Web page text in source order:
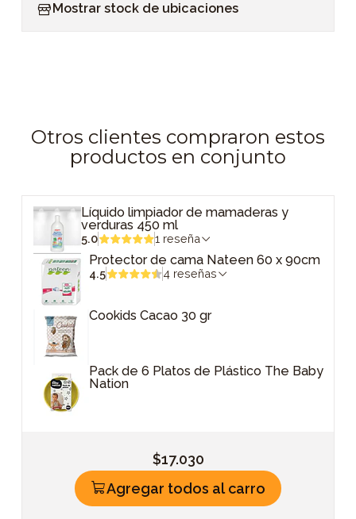
Mostrar stock de ubicaciones
Otros clientes compraron estos
productos en conjunto
Líquido limpiador de mamaderas y
verduras 450 ml
5.0 1 reseña
Protector de cama Nateen 60 x 90cm
4.5 4 reseñas
Cookids Cacao 30 gr
Pack de 6 Platos de Plástico The Baby
Nation
$17.030
Agregar todos al carro